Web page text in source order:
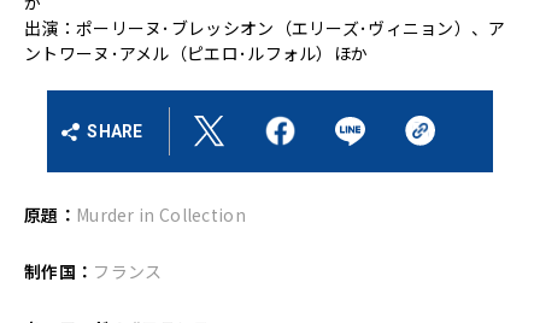
出演：ポーリーヌ･ブレッシオン（エリーズ･ヴィニョン）、ア
ントワーヌ･アメル（ピエロ･ルフォル）ほか
SHARE
原題： Murder in Collection
制作国： フランス